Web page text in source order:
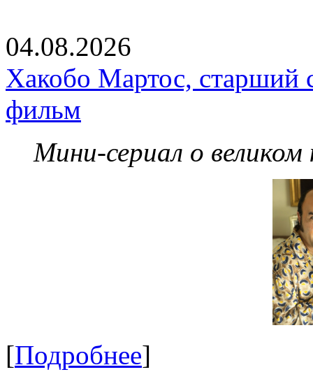
04.08.2026
Хакобо Мартос, старший
фильм
Мини-сериал о великом
[Подробнее]